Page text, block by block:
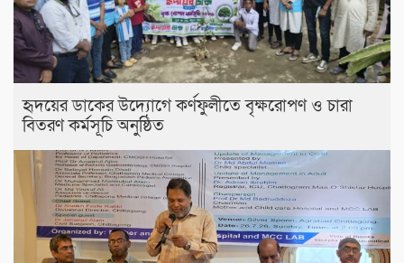
হৃদয়ের ডাকের উদ্যোগে কর্ণফুলীতে বৃক্ষরোপণ ও চারা
বিতরণ কর্মসূচি অনুষ্ঠিত